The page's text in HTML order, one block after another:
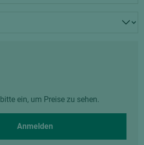
ein, um Preise zu sehen.
Anmelden